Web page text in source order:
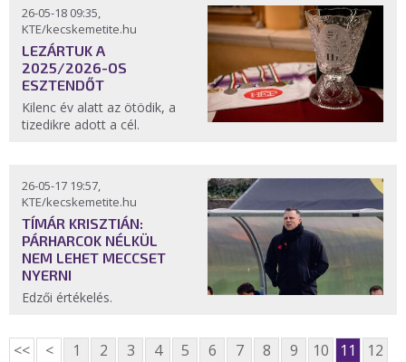
26-05-18 09:35,
KTE/kecskemetite.hu
LEZÁRTUK A
2025/2026-OS
ESZTENDŐT
Kilenc év alatt az ötödik, a
tizedikre adott a cél.
26-05-17 19:57,
KTE/kecskemetite.hu
TÍMÁR KRISZTIÁN:
PÁRHARCOK NÉLKÜL
NEM LEHET MECCSET
NYERNI
Edzői értékelés.
<< < 1 2 3 4 5 6 7 8 9 10 11
12